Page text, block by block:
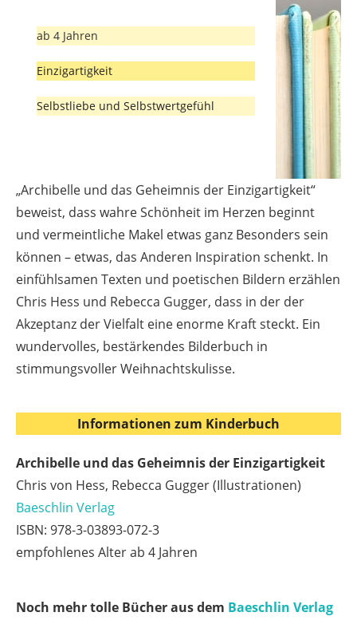
ab 4 Jahren
Einzigartigkeit
Selbstliebe und Selbstwertgefühl
„Archibelle und das Geheimnis der Einzigartigkeit“
beweist, dass wahre Schönheit im Herzen beginnt
und vermeintliche Makel etwas ganz Besonders sein
können – etwas, das Anderen Inspiration schenkt. In
einfühlsamen Texten und poetischen Bildern erzählen
Chris Hess und Rebecca Gugger, dass in der der
Akzeptanz der Vielfalt eine enorme Kraft steckt. Ein
wundervolles, bestärkendes Bilderbuch in
stimmungsvoller Weihnachtskulisse.
Informationen zum Kinderbuch
Archibelle und das Geheimnis der Einzigartigkeit
Chris von Hess, Rebecca Gugger (Illustrationen)
Baeschlin Verlag
ISBN: 978-3-03893-072-3
empfohlenes Alter ab 4 Jahren
Noch mehr tolle Bücher aus dem Baeschlin Verlag